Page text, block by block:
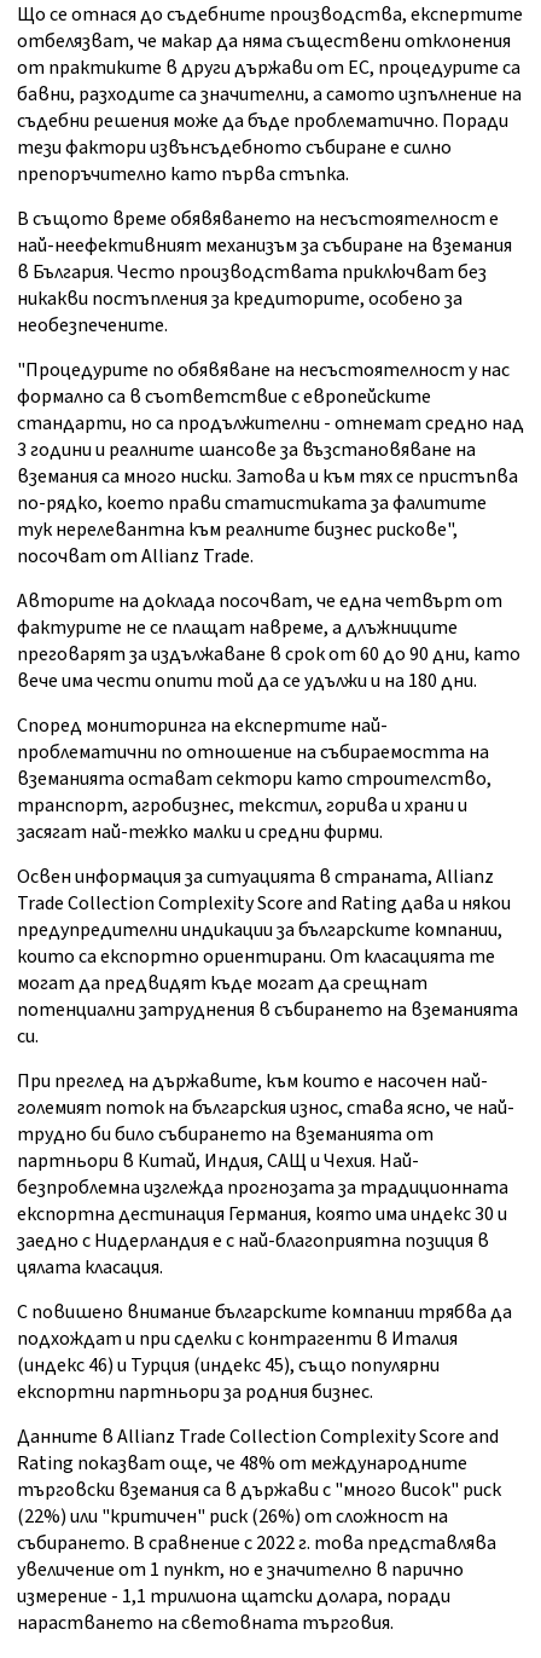
Що се отнася до съдебните производства, експертите
отбелязват, че макар да няма съществени отклонения
от практиките в други държави от ЕС, процедурите са
бавни, разходите са значителни, а самото изпълнение на
съдебни решения може да бъде проблематично. Поради
тези фактори извънсъдебното събиране е силно
препоръчително като първа стъпка.
В същото време обявяването на несъстоятелност е
най-неефективният механизъм за събиране на вземания
в България. Често производствата приключват без
никакви постъпления за кредиторите, особено за
необезпечените.
"Процедурите по обявяване на несъстоятелност у нас
формално са в съответствие с европейските
стандарти, но са продължителни - отнемат средно над
3 години и реалните шансове за възстановяване на
вземания са много ниски. Затова и към тях се пристъпва
по-рядко, което прави статистиката за фалитите
тук нерелевантна към реалните бизнес рискове",
посочват от Allianz Trade.
Авторите на доклада посочват, че една четвърт от
фактурите не се плащат навреме, а длъжниците
преговарят за издължаване в срок от 60 до 90 дни, като
вече има чести опити той да се удължи и на 180 дни.
Според мониторинга на експертите най-
проблематични по отношение на събираемостта на
вземанията остават сектори като строителство,
транспорт, агробизнес, текстил, горива и храни и
засягат най-тежко малки и средни фирми.
Освен информация за ситуацията в страната, Allianz
Trade Collection Complexity Score and Rating дава и някои
предупредителни индикации за българските компании,
които са експортно ориентирани. От класацията те
могат да предвидят къде могат да срещнат
потенциални затруднения в събирането на вземанията
си.
При преглед на държавите, към които е насочен най-
големият поток на българския износ, става ясно, че най-
трудно би било събирането на вземанията от
партньори в Китай, Индия, САЩ и Чехия. Най-
безпроблемна изглежда прогнозата за традиционната
експортна дестинация Германия, която има индекс 30 и
заедно с Нидерландия е с най-благоприятна позиция в
цялата класация.
С повишено внимание българските компании трябва да
подхождат и при сделки с контрагенти в Италия
(индекс 46) и Турция (индекс 45), също популярни
експортни партньори за родния бизнес.
Данните в Allianz Trade Collection Complexity Score and
Rating показват още, че 48% от международните
търговски вземания са в държави с "много висок" риск
(22%) или "критичен" риск (26%) от сложност на
събирането. В сравнение с 2022 г. това представлява
увеличение от 1 пункт, но е значително в парично
измерение - 1,1 трилиона щатски долара, поради
нарастването на световната търговия.